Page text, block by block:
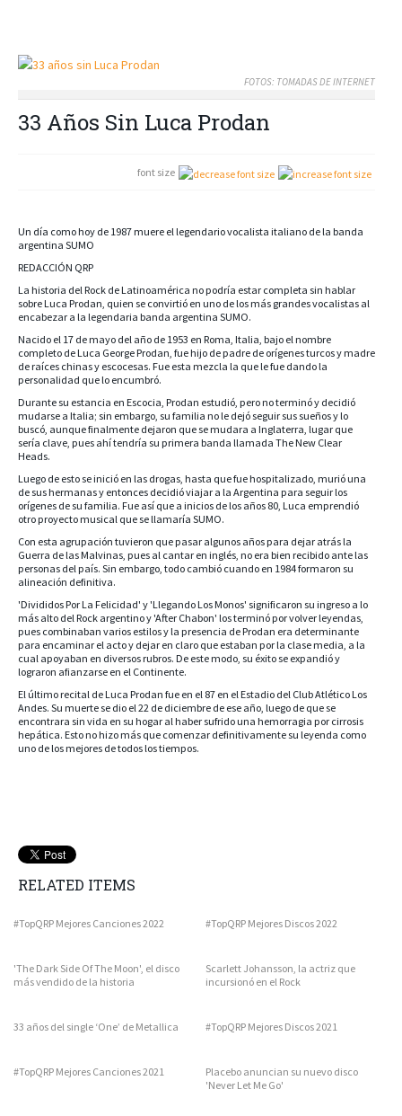
FOTOS: TOMADAS DE INTERNET
33 Años Sin Luca Prodan
font size
Un día como hoy de 1987 muere el legendario vocalista italiano de la banda
argentina SUMO
REDACCIÓN QRP
La historia del Rock de Latinoamérica no podría estar completa sin hablar
sobre Luca Prodan, quien se convirtió en uno de los más grandes vocalistas al
encabezar a la legendaria banda argentina SUMO.
Nacido el 17 de mayo del año de 1953 en Roma, Italia, bajo el nombre
completo de Luca George Prodan, fue hijo de padre de orígenes turcos y madre
de raíces chinas y escocesas. Fue esta mezcla la que le fue dando la
personalidad que lo encumbró.
Durante su estancia en Escocia, Prodan estudió, pero no terminó y decidió
mudarse a Italia; sin embargo, su familia no le dejó seguir sus sueños y lo
buscó, aunque finalmente dejaron que se mudara a Inglaterra, lugar que
sería clave, pues ahí tendría su primera banda llamada The New Clear
Heads.
Luego de esto se inició en las drogas, hasta que fue hospitalizado, murió una
de sus hermanas y entonces decidió viajar a la Argentina para seguir los
orígenes de su familia. Fue así que a inicios de los años 80, Luca emprendió
otro proyecto musical que se llamaría SUMO.
Con esta agrupación tuvieron que pasar algunos años para dejar atrás la
Guerra de las Malvinas, pues al cantar en inglés, no era bien recibido ante las
personas del país. Sin embargo, todo cambió cuando en 1984 formaron su
alineación definitiva.
'Divididos Por La Felicidad' y 'Llegando Los Monos' significaron su ingreso a lo
más alto del Rock argentino y 'After Chabon' los terminó por volver leyendas,
pues combinaban varios estilos y la presencia de Prodan era determinante
para encaminar el acto y dejar en claro que estaban por la clase media, a la
cual apoyaban en diversos rubros. De este modo, su éxito se expandió y
lograron afianzarse en el Continente.
El último recital de Luca Prodan fue en el 87 en el Estadio del Club Atlético Los
Andes. Su muerte se dio el 22 de diciembre de ese año, luego de que se
encontrara sin vida en su hogar al haber sufrido una hemorragia por cirrosis
hepática. Esto no hizo más que comenzar definitivamente su leyenda como
uno de los mejores de todos los tiempos.
RELATED ITEMS
#TopQRP Mejores Canciones 2022 #TopQRP Mejores Discos 2022
'The Dark Side Of The Moon', el disco
más vendido de la historia
Scarlett Johansson, la actriz que
incursionó en el Rock
33 años del single ‘One’ de Metallica #TopQRP Mejores Discos 2021
#TopQRP Mejores Canciones 2021
Placebo anuncian su nuevo disco
'Never Let Me Go'